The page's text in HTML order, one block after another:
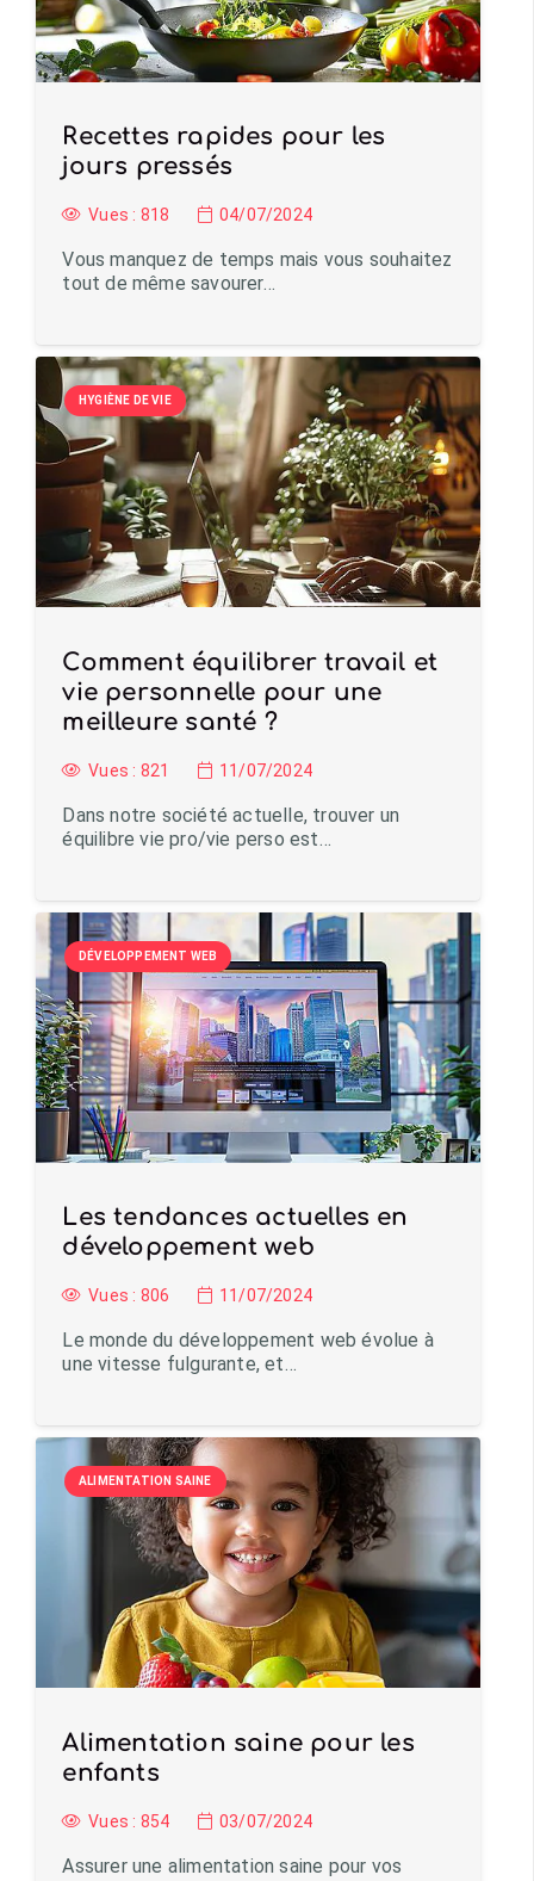
Recettes rapides pour les
jours pressés
Vues : 818 04/07/2024
Vous manquez de temps mais vous souhaitez
tout de même savourer…
HYGIÈNE DE VIE
Comment équilibrer travail et
vie personnelle pour une
meilleure santé ?
Vues : 821 11/07/2024
Dans notre société actuelle, trouver un
équilibre vie pro/vie perso est…
DÉVELOPPEMENT WEB
Les tendances actuelles en
développement web
Vues : 806 11/07/2024
Le monde du développement web évolue à
une vitesse fulgurante, et…
ALIMENTATION SAINE
Alimentation saine pour les
enfants
Vues : 854 03/07/2024
Assurer une alimentation saine pour vos